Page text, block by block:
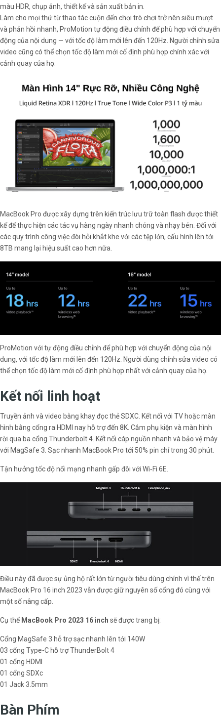
màu HDR, chụp ảnh, thiết kế và sản xuất bản in.
Làm cho mọi thứ từ thao tác cuộn đến chơi trò chơi trở nên siêu mượt
và phản hồi nhanh, ProMotion tự động điều chỉnh để phù hợp với chuyển
động của nội dung — với tốc độ làm mới lên đến 120Hz. Người chỉnh sửa
video cũng có thể chọn tốc độ làm mới cố định phù hợp chính xác với
cảnh quay của họ.
MacBook Pro được xây dựng trên kiến trúc lưu trữ toàn flash được thiết
kế để thực hiện các tác vụ hàng ngày nhanh chóng và nhạy bén. Đối với
các quy trình công việc đòi hỏi khắt khe với các tệp lớn, cấu hình lên tới
8TB mang lại hiệu suất cao hơn nữa.
ProMotion với tự động điều chỉnh để phù hợp với chuyển động của nội
dung, với tốc độ làm mới lên đến 120Hz. Người dùng chỉnh sửa video có
thể chọn tốc độ làm mới cố định phù hợp nhất với cảnh quay của họ.
Kết nối linh hoạt
Truyền ảnh và video bằng khay đọc thẻ SDXC. Kết nối với TV hoặc màn
hình bằng cổng ra HDMI nay hỗ trợ đến 8K. Cắm phụ kiện và màn hình
rời qua ba cổng Thunderbolt 4. Kết nối cáp nguồn nhanh và bảo vệ máy
với MagSafe 3. Sạc nhanh MacBook Pro tới 50% pin chỉ trong 30 phút.
Tận hưởng tốc độ nối mạng nhanh gấp đôi với Wi‑Fi 6E.
Điều này đã được sự ủng hộ rất lớn từ người tiêu dùng chính vì thế trên
MacBook Pro 16 inch 2023 vẫn được giữ nguyên số cổng đó cùng với
một số nâng cấp.
Cụ thể MacBook Pro 2023 16 inch sẽ được trang bị:
Cổng MagSafe 3 hỗ trợ sạc nhanh lên tới 140W
03 cổng Type-C hỗ trợ ThunderBolt 4
01 cổng HDMI
01 cổng SDXc
01 Jack 3.5mm
Bàn Phím